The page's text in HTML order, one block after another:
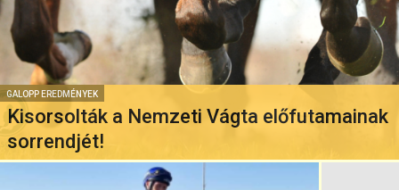
GALOPP EREDMÉNYEK
Kisorsolták a Nemzeti Vágta előfutamainak
sorrendjét!